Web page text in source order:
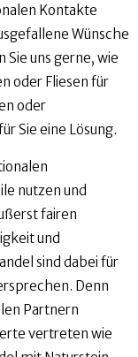
Kontakte
Wünsche
uns gerne, wie
oder Fliesen für
oder
Sie eine Lösung.
nutzen und
fairen
und
sind dabei für
Denn
Partnern
vertreten wie